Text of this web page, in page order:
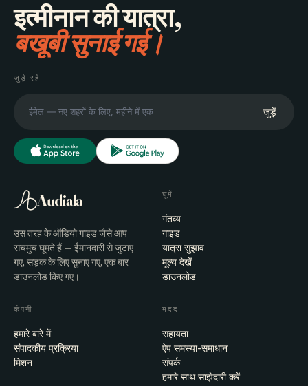
इत्मीनान की यात्रा,
बखूबी सुनाई गई।
जुड़े रहें
जुड़ें
Audiala
उस तरह के ऑडियो गाइड जैसे आप
सचमुच घूमते हैं — ईमानदारी से जुटाए
गए, सड़क के लिए सुनाए गए, एक बार
डाउनलोड किए गए।
घूमें
गंतव्य
गाइड
यात्रा सुझाव
मूल्य देखें
डाउनलोड
कंपनी
हमारे बारे में
संपादकीय प्रक्रिया
मिशन
मदद
सहायता
ऐप समस्या-समाधान
संपर्क
हमारे साथ साझेदारी करें